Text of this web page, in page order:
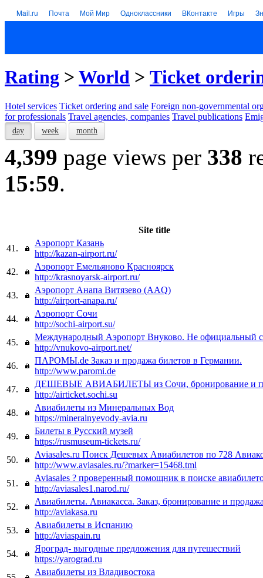
Mail.ru Почта Мой Мир Одноклассники ВКонтакте Игры
Rating > World > Тicket
Hotel services Тicket ordering and sale Foreign non-governmental
for professionals Travel agencies, companies Travel publications
day week month
4,399 page views per 338
15:59.
Site title
41.
Аэропорт Казань
http://kazan-airport.ru/
42.
Аэропорт Емельяново Красноярск
http://krasnoyarsk-airport.ru/
43.
Аэропорт Анапа Витязево (AAQ)
http://airport-anapa.ru/
44.
Аэропорт Сочи
http://sochi-airport.su/
45.
Международный Аэропорт Внуково. Не официальный
http://vnukovo-airport.net/
46.
ПАРОМЫ.de Заказ и продажа билетов в Германии.
http://www.paromi.de
47.
ДЕШЕВЫЕ АВИАБИЛЕТЫ из Сочи, бронирование и
http://airticket.sochi.su
48.
Авиабилеты из Минеральных Вод
https://mineralnyevody-avia.ru
49.
Билеты в Русский музей
https://rusmuseum-tickets.ru/
50.
Aviasales.ru Поиск Дешевых Авиабилетов по 728
http://www.aviasales.ru/?marker=15468.tml
51.
Aviasales ? проверенный помощник в поиске
http://aviasales1.narod.ru/
52.
Авиабилеты. Авиакасса. Заказ, бронирование и
http://aviakasa.ru
53.
Авиабилеты в Испанию
http://aviaspain.ru
54.
Яроград- выгодные предложения для путешествий
https://yarograd.ru
Авиабилеты из Владивостока